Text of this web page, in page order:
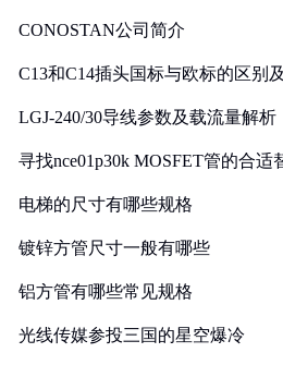
CONOSTAN公司简介
C13和C14插头国标与欧标的区别
LGJ-240/30导线参数及载流量解析
寻找nce01p30k MOSFET管的合适
电梯的尺寸有哪些规格
镀锌方管尺寸一般有哪些
铝方管有哪些常见规格
光线传媒参投三国的星空爆冷